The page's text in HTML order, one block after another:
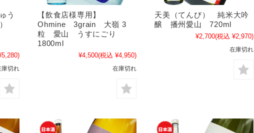
う
）
庫切れ
【飲食店様専用】
Ohmine 3grain 大嶺 3
粒 愛山 うすにごり
1800ml
¥4,500(税込 ¥4,950)
在庫切れ
天美（てんび） 純米大吟
醸 播州愛山 720ml
¥2,700(税込 ¥2,970)
在庫切れ